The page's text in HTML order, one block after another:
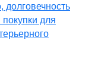
долговечность
для